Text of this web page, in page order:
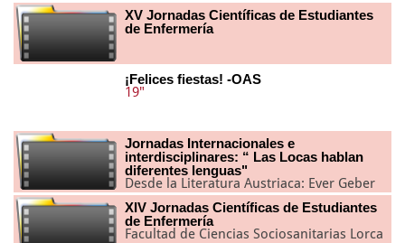
XV Jornadas Científicas de Estudiantes
de Enfermería
¡Felices fiestas! -OAS
19"
Jornadas Internacionales e
interdisciplinares: “ Las Locas hablan
diferentes lenguas"
Desde la Literatura Austriaca: Ever Geber
XIV Jornadas Científicas de Estudiantes
de Enfermería
Facultad de Ciencias Sociosanitarias Lorca